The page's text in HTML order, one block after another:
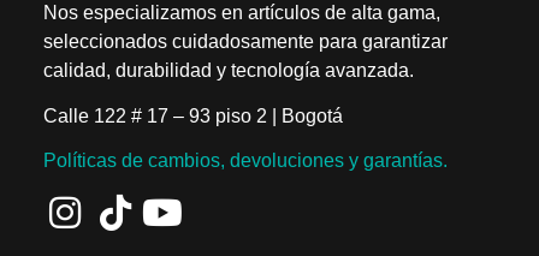
Nos especializamos en artículos de alta gama,
seleccionados cuidadosamente para garantizar
calidad, durabilidad y tecnología avanzada.
Calle 122 # 17 – 93 piso 2 | Bogotá
Políticas de cambios, devoluciones y garantías.